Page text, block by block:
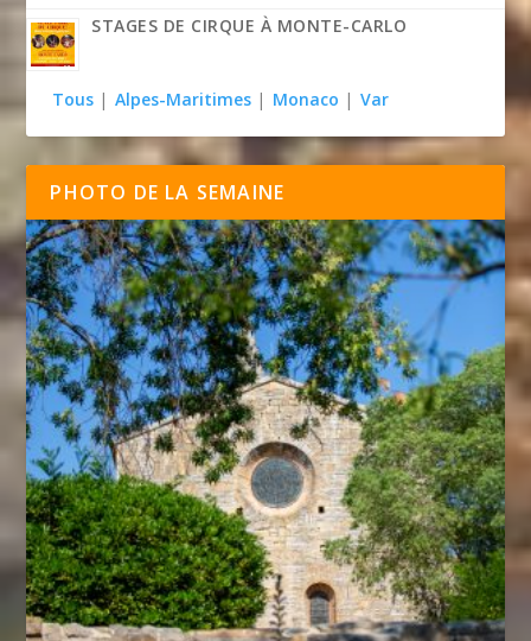
STAGES DE CIRQUE À MONTE-CARLO
Tous | Alpes-Maritimes | Monaco | Var
PHOTO DE LA SEMAINE